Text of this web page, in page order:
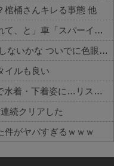
棺桶さんキレる事態 他
人「さーて、車乗るか。エンジン入れて、と」車「スパーイダマーンッ」→炎上 他
ししれっと虫/ドラゴンになって登場しないかな ついでに色眼鏡辺りも貰って
イルも良い
【衝撃】モンスト公式イラストがAIで水着・下着姿に…リスペクトはどこへ
続クリアした
件がヤバすぎるｗｗｗ